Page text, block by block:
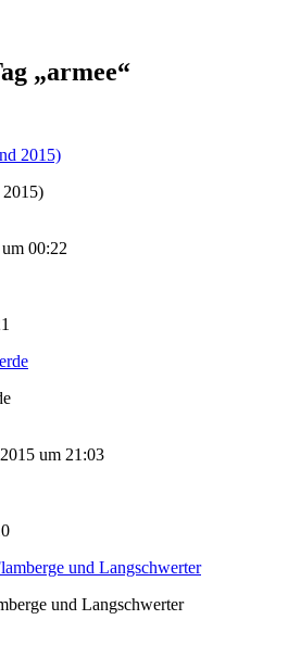
„armee“
2015)
00:22
um 21:03
und Langschwerter